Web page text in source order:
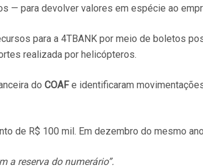
— para devolver valores em espécie ao
para a 4TBANK por meio de boletos
realizada por helicópteros.
do COAFe identificaram
de R$ 100 mil. Em dezembro do mesmo
a reserva do numerário”.